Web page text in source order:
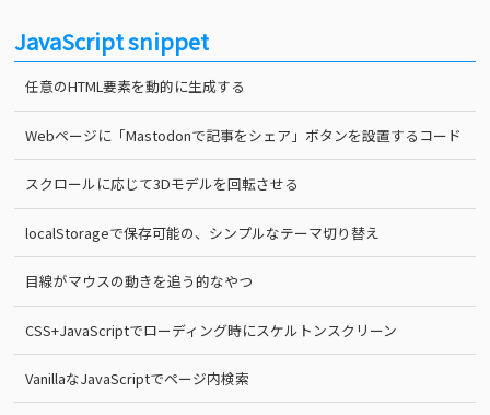
JavaScript snippet
任意のHTML要素を動的に生成する
Webページに「Mastodonで記事をシェア」ボタンを設置するコード
スクロールに応じて3Dモデルを回転させる
localStorageで保存可能の、シンプルなテーマ切り替え
目線がマウスの動きを追う的なやつ
CSS+JavaScriptでローディング時にスケルトンスクリーン
VanillaなJavaScriptでページ内検索